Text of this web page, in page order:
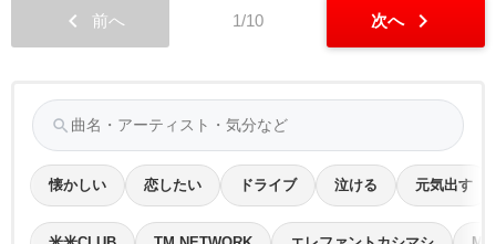
chevron_left 前へ 1/10 次へ chevron_right
search
懐かしい 恋したい ドライブ 泣ける 元気出す